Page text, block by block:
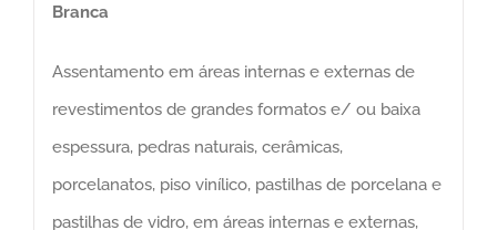
Branca
Assentamento em áreas internas e externas de
revestimentos de grandes formatos e/ ou baixa
espessura, pedras naturais, cerâmicas,
porcelanatos, piso vinílico, pastilhas de porcelana e
pastilhas de vidro, em áreas internas e externas,